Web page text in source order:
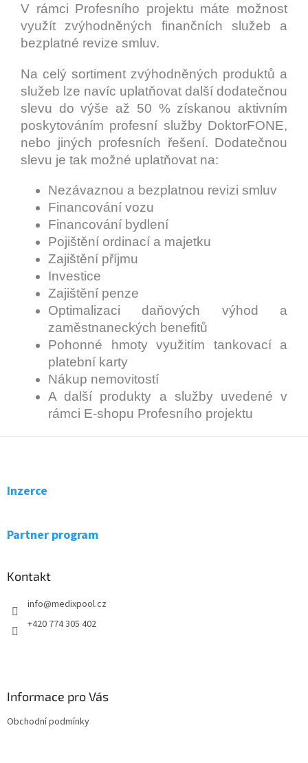
V rámci Profesního projektu máte možnost
využít zvýhodněných finančních služeb a
bezplatné revize smluv.
Na celý sortiment zvýhodněných produktů a
služeb lze navíc uplatňovat další dodatečnou
slevu do výše až 50 % získanou aktivním
poskytováním profesní služby DoktorFONE,
nebo jiných profesních řešení. Dodatečnou
slevu je tak možné uplatňovat na:
Nezávaznou a bezplatnou revizi smluv
Financování vozu
Financování bydlení
Pojištění ordinací a majetku
Zajištění příjmu
Investice
Zajištění penze
Optimalizaci daňových výhod a
zaměstnaneckých benefitů
Pohonné hmoty využitím tankovací a
platební karty
Nákup nemovitostí
A další produkty a služby uvedené v
rámci E-shopu Profesního projektu
Inzerce
Partner program
Kontakt
info@medixpool.cz
+420 774 305 402
Informace pro Vás
Obchodní podmínky